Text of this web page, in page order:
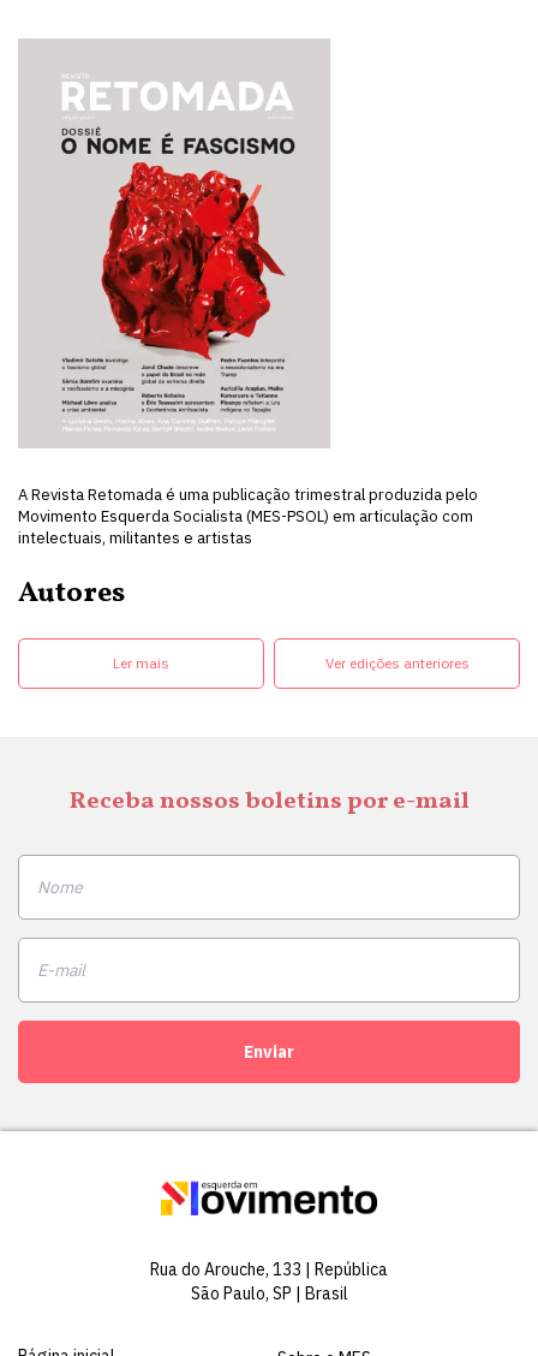
A Revista Retomada é uma publicação trimestral produzida pelo
Movimento Esquerda Socialista (MES-PSOL) em articulação com
intelectuais, militantes e artistas
Autores
Ler mais Ver edições anteriores
Receba nossos boletins por e-mail
Enviar
Rua do Arouche, 133 | República
São Paulo, SP | Brasil